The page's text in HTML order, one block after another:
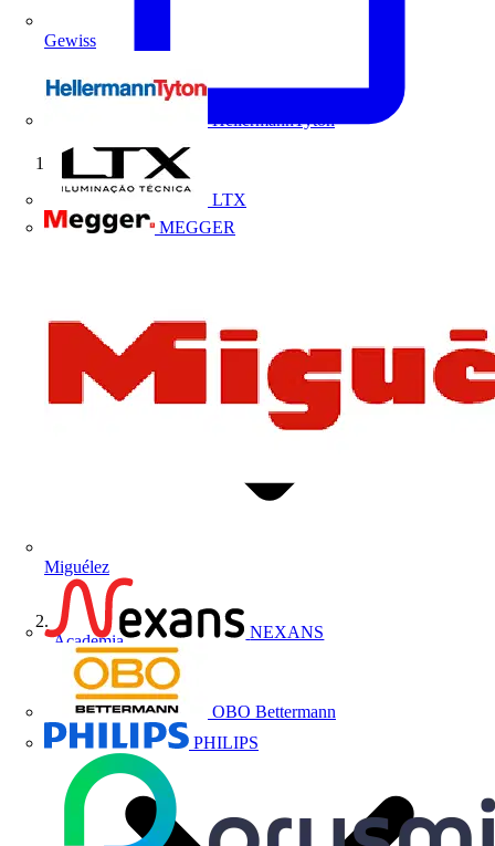
Gewiss
HellermannTyton
LTX
MEGGER
Miguélez
NEXANS
OBO Bettermann
PHILIPS
Início
Academia